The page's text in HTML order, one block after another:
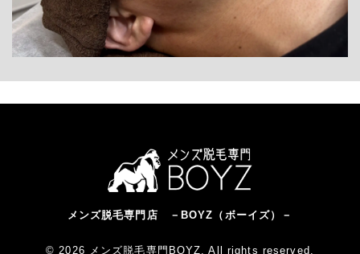
メンズ脱毛専門店 －BOYZ（ボーイズ）－
© 2026 メンズ脱毛専門BOYZ. All rights reserved.